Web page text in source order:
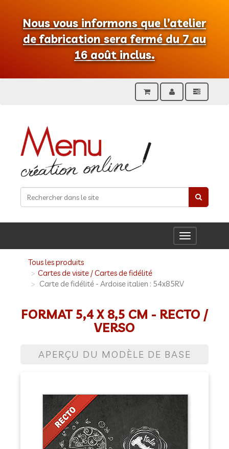
Nous vous informons que l’atelier
de fabrication sera fermé du 7 au
16 août inclus.
Toggle
navigation
Tous les produits
Cartes de visite / Cartes de fidélité
Carte de fidélité - Ardoise italien : 54x85RV
FORMAT 5,4 X 8,5 CM - RECTO /
VERSO
APERÇU DU MODÈLE DE BASE